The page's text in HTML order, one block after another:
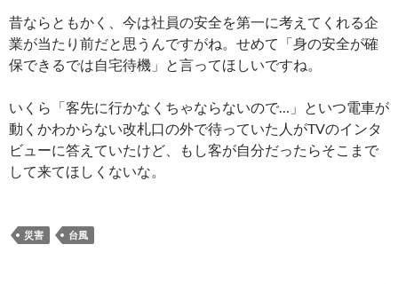
昔ならともかく、今は社員の安全を第一に考えてくれる企
業が当たり前だと思うんですがね。せめて「身の安全が確
保できるでは自宅待機」と言ってほしいですね。
いくら「客先に行かなくちゃならないので…」といつ電車が
動くかわからない改札口の外で待っていた人がTVのインタ
ビューに答えていたけど、もし客が自分だったらそこまで
して来てほしくないな。
災害 台風